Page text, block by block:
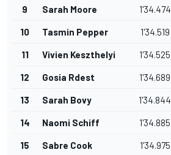
9 Sarah Moore 1'34.474
10 Tasmin Pepper 1'34.519
11 Vivien Keszthelyi 1'34.525
12 Gosia Rdest 1'34.689
13 Sarah Bovy 1'34.844
14 Naomi Schiff 1'34.885
15 Sabre Cook 1'34.975